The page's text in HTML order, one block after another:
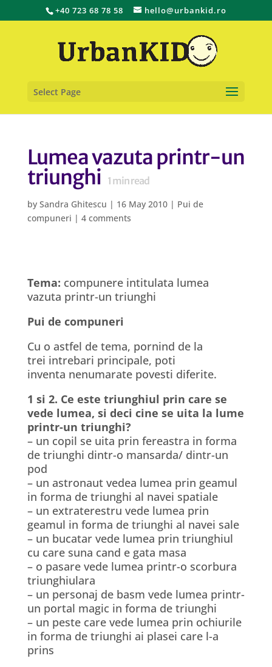
+40 723 68 78 58 hello@urbankid.ro
Select Page
Lumea vazuta printr-un
triunghi 1 min read
by Sandra Ghitescu | 16 May 2010| Pui de
compuneri | 4 comments
Tema: compunere intitulata lumea
vazuta printr-un triunghi
Pui de compuneri
Cu o astfel de tema, pornind de la
trei intrebari principale, poti
inventa nenumarate povesti diferite.
1 si 2. Ce este triunghiul prin care se
vede lumea, si deci cine se uita la lume
printr-un triunghi?
– un copil se uita prin fereastra in forma
de triunghi dintr-o mansarda/ dintr-un
pod
– un astronaut vedea lumea prin geamul
in forma de triunghi al navei spatiale
– un extraterestru vede lumea prin
geamul in forma de triunghi al navei sale
– un bucatar vede lumea prin triunghiul
cu care suna cand e gata masa
– o pasare vede lumea printr-o scorbura
triunghiulara
– un personaj de basm vede lumea printr-
un portal magic in forma de triunghi
– un peste care vede lumea prin ochiurile
in forma de triunghi ai plasei care l-a
prins